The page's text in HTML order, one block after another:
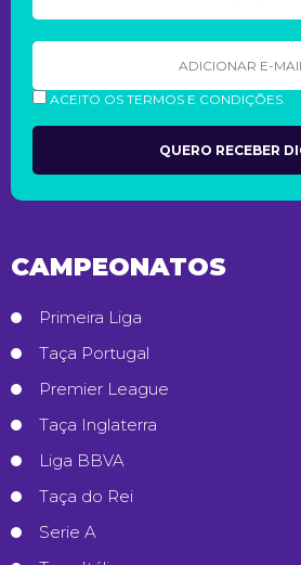
ACEITO OS TERMOS E CONDIÇÕES.
CAMPEONATOS
Primeira Liga
Taça Portugal
Premier League
Taça Inglaterra
Liga BBVA
Taça do Rei
Serie A